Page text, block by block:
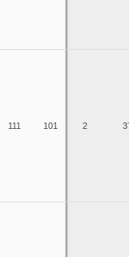
111 101 2